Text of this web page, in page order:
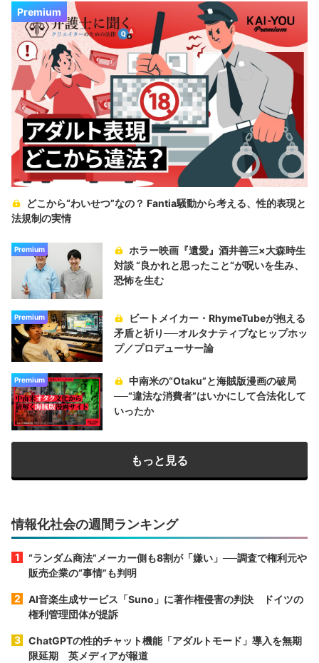
Premium
どこから“わいせつ”なの？ Fantia騒動から考える、性的表現と
法規制の実情
Premium
ホラー映画『遺愛』酒井善三×大森時生
対談 “良かれと思ったこと“が呪いを生み、
恐怖を生む
Premium
ビートメイカー・RhymeTubeが抱える
矛盾と祈り──オルタナティブなヒップホッ
プ／プロデューサー論
Premium
中南米の“Otaku”と海賊版漫画の破局
──“違法な消費者”はいかにして合法化して
いったか
もっと見る
情報化社会の週間ランキング
“ランダム商法”メーカー側も8割が「嫌い」──調査で権利元や
販売企業の“事情”も判明
AI音楽生成サービス「Suno」に著作権侵害の判決 ドイツの
権利管理団体が提訴
ChatGPTの性的チャット機能「アダルトモード」導入を無期
限延期 英メディアが報道